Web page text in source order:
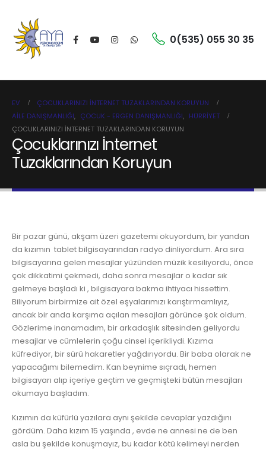
0(535) 055 30 35
EV
ÇOCUKLARINIZI İNTERNET TUZAKLARINDAN KORUYUN
AILE DANIŞMANLIĞI, ÇOCUK - ERGEN DANIŞMANLIĞI, HÜRRIYET
ÇOCUKLARINIZI İNTERNET TUZAKLARINDAN KORUYUN
Çocuklarınızı İnternet
Tuzaklarından Koruyun
Bir pazar günü, akşam üzeri gazetemi okuyordum, bir yandan
da kızımın tablet bilgisayarından radyo dinliyordum. Ara sıra
bilgisayarına gelen mesajlar yüzünden müzik kesiliyordu, önce
çok dikkatimi çekmedi, daha sonra mesajlar o kadar sık
gelmeye başladı ki , bilgisayara bakma ihtiyacı hissettim.
Biliyorum birbirmize ait özel eşyalarımızı karıştırmamlıyız,
ancak bir anda karşıma açılan mesajları görünce şok oldum.
Gözlerime inanamadım, bir arkadaşlık sitesinden geliyordu
mesajlar ve cümlelerin çoğu cinsel içerikliydi. Kızıma
küfrediyor, bir sürü hakaretler yağdırıyordu. Bir baba olarak ne
yapacağımı bilemedim. Kan beynime sıçradı, hemen
bilgisayarı alıp içeriye geçtim ve geçmişteki bütün mesajları
okumaya başladım.
Kızımın da küfürlü yazılara aynı şekilde cevaplar yazdığını
gördüm. Daha kızım 15 yaşında , evde ne annesi ne de ben
asla bu şekilde konuşmayız, bu kadar kötü kelimeyi nerden